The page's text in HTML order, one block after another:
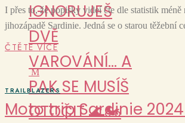
IGNORUJEŠ
DVĚ
VAROVÁNÍ… A
PAK SE MUSÍŠ
OTOČIT 🌊🏍️
I přes to, že popisky videí čte dle statistik
jihozápadě Sardinie. Jedná se o starou těžební
ČTĚTE VÍCE
M
TRAILBLAZERS
Moto trip Sardinie